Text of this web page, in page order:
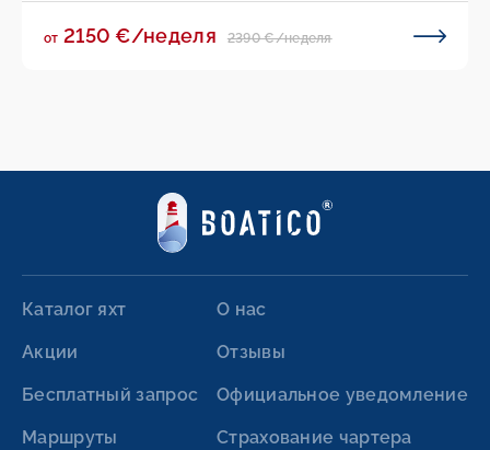
от 2150 €/неделя 2390 €/неделя
Каталог яхт
Акции
Бесплатный запрос
Маршруты
О нас
Отзывы
Официальное уведомление
Страхование чартера